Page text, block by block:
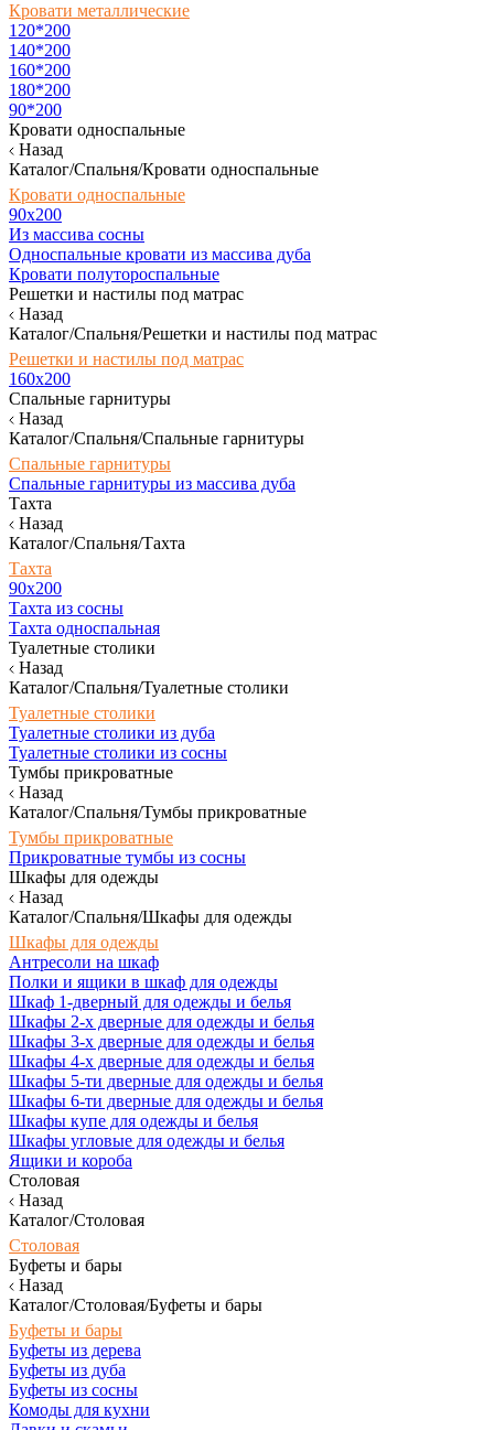
Кровати металлические
120*200
140*200
160*200
180*200
90*200
Кровати односпальные
Назад
Каталог/Спальня/Кровати односпальные
Кровати односпальные
90х200
Из массива сосны
Односпальные кровати из массива дуба
Кровати полутороспальные
Решетки и настилы под матрас
Назад
Каталог/Спальня/Решетки и настилы под матрас
Решетки и настилы под матрас
160х200
Спальные гарнитуры
Назад
Каталог/Спальня/Спальные гарнитуры
Спальные гарнитуры
Спальные гарнитуры из массива дуба
Тахта
Назад
Каталог/Спальня/Тахта
Тахта
90х200
Тахта из сосны
Тахта односпальная
Туалетные столики
Назад
Каталог/Спальня/Туалетные столики
Туалетные столики
Туалетные столики из дуба
Туалетные столики из сосны
Тумбы прикроватные
Назад
Каталог/Спальня/Тумбы прикроватные
Тумбы прикроватные
Прикроватные тумбы из сосны
Шкафы для одежды
Назад
Каталог/Спальня/Шкафы для одежды
Шкафы для одежды
Антресоли на шкаф
Полки и ящики в шкаф для одежды
Шкаф 1-дверный для одежды и белья
Шкафы 2-х дверные для одежды и белья
Шкафы 3-х дверные для одежды и белья
Шкафы 4-х дверные для одежды и белья
Шкафы 5-ти дверные для одежды и белья
Шкафы 6-ти дверные для одежды и белья
Шкафы купе для одежды и белья
Шкафы угловые для одежды и белья
Ящики и короба
Столовая
Назад
Каталог/Столовая
Столовая
Буфеты и бары
Назад
Каталог/Столовая/Буфеты и бары
Буфеты и бары
Буфеты из дерева
Буфеты из дуба
Буфеты из сосны
Комоды для кухни